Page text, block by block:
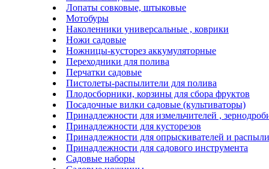
Лопаты совковые, штыковые
Мотобуры
Наколенники универсальные , коврики
Ножи садовые
Ножницы-кусторез аккумуляторные
Переходники для полива
Перчатки садовые
Пистолеты-распылители для полива
Плодосборники, корзины для сбора фруктов
Посадочные вилки садовые (культиваторы)
Принадлежности для измельчителей ,
Принадлежности для кусторезов
Принадлежности для опрыскивателей и
Принадлежности для садового инструмента
Садовые наборы